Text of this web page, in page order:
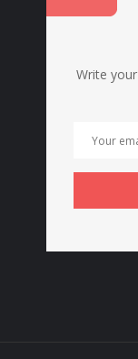
Write